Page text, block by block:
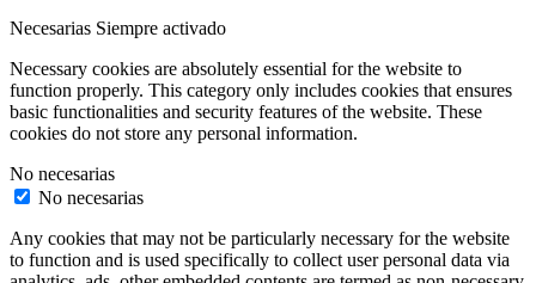
Necesarias Siempre activado
Necessary cookies are absolutely essential for the website to
function properly. This category only includes cookies that ensures
basic functionalities and security features of the website. These
cookies do not store any personal information.
No necesarias
No necesarias
Any cookies that may not be particularly necessary for the website
to function and is used specifically to collect user personal data via